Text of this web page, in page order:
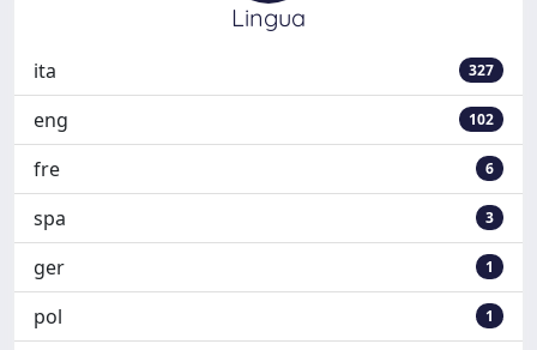
Lingua
ita 327
eng 102
fre 6
spa 3
ger 1
pol 1